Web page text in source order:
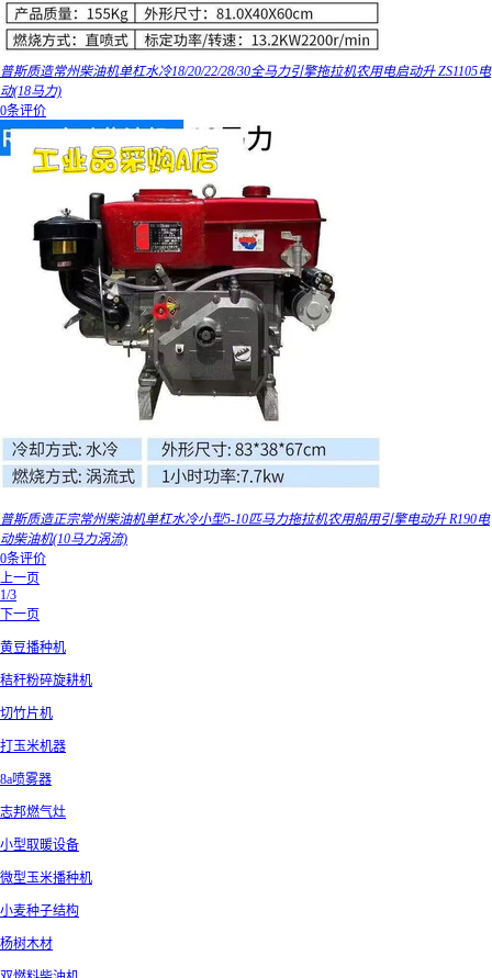
普斯质造常州柴油机单杠水冷18/20/22/28/30全马力引擎拖拉机农用电启动升 ZS1105电
动(18马力)
0条评价
普斯质造正宗常州柴油机单杠水冷小型5-10匹马力拖拉机农用船用引擎电动升 R190电
动柴油机(10马力涡流)
0条评价
上一页
1/3
下一页
黄豆播种机
秸秆粉碎旋耕机
切竹片机
打玉米机器
8a喷雾器
志邦燃气灶
小型取暖设备
微型玉米播种机
小麦种子结构
杨树木材